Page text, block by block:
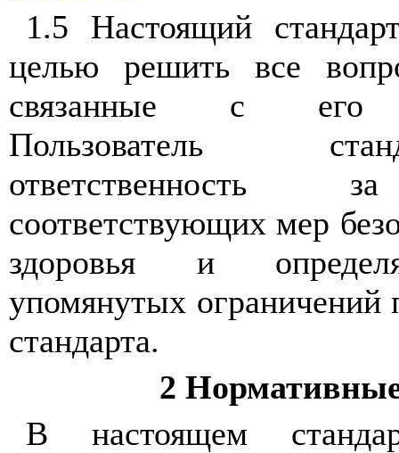
1.5 Настоящий
целью
решить все
связанные
с его
Пользователь
ответственность
за
соответствующих мер
здоровья
и
упомянутых ограничений
стандарта.
2
В
настоящем